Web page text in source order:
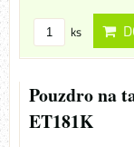
ks
Pouzdro na
ET181K